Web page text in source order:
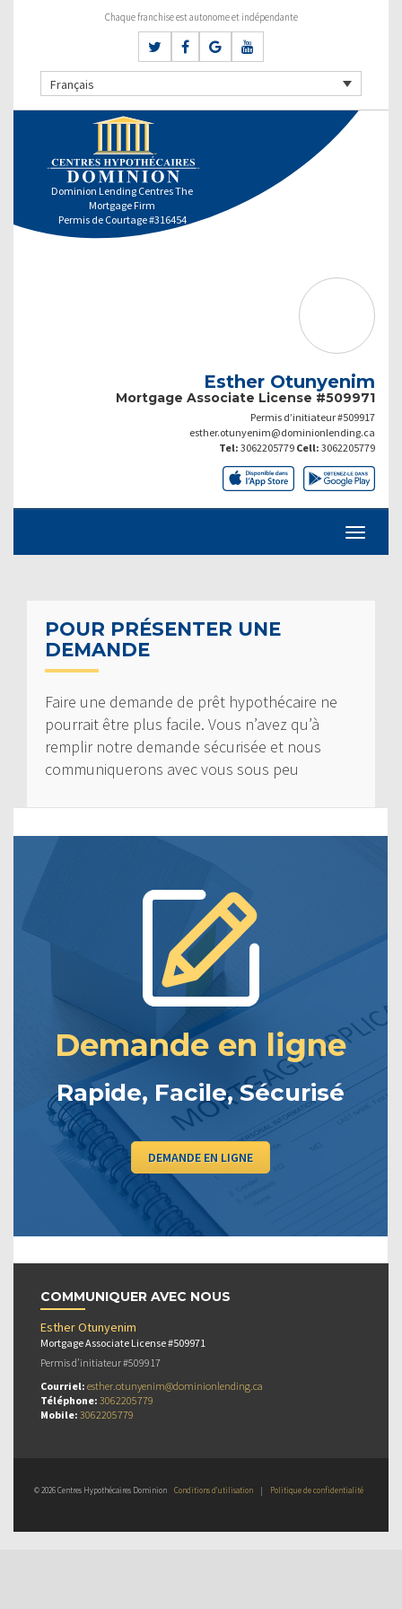
Chaque franchise est autonome et indépendante
Français
Dominion Lending Centres The
Mortgage Firm
Permis de Courtage #316454
Esther Otunyenim
Mortgage Associate License #509971
Permis d’initiateur #509917
esther.otunyenim@dominionlending.ca
Tel: 3062205779 Cell: 3062205779
POUR PRÉSENTER UNE
DEMANDE
Faire une demande de prêt hypothécaire ne
pourrait être plus facile. Vous n’avez qu’à
remplir notre demande sécurisée et nous
communiquerons avec vous sous peu
Demande en ligne
Rapide, Facile, Sécurisé
DEMANDE EN LIGNE
COMMUNIQUER AVEC NOUS
Esther Otunyenim
Mortgage Associate License #509971
Permis d’initiateur #509917
Courriel: esther.otunyenim@dominionlending.ca
Téléphone: 3062205779
Mobile: 3062205779
© 2026 Centres Hypothécaires Dominion Conditions d’utilisation | Politique de confidentialité